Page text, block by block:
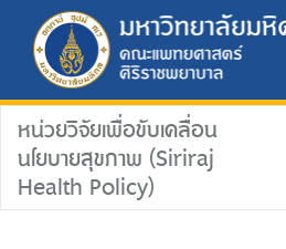
หน่วยวิจัยเพื่อขับเคลื่อน
นโยบายสุขภาพ (Siriraj
Health Policy)